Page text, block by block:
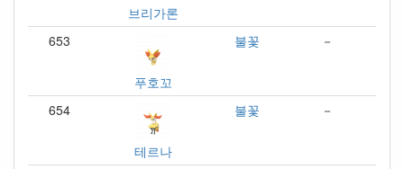
브리가론
653
푸호꼬
불꽃 －
654
테르나
불꽃 －